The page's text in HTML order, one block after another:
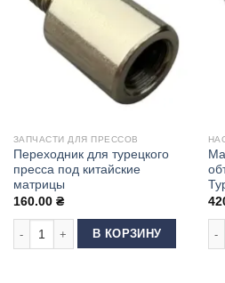
ЗАПЧАСТИ ДЛЯ ПРЕССОВ
Переходник для турецкого
пресса под китайские
матрицы
160.00 ₴
Количество товара Переходник для
В КОРЗИНУ